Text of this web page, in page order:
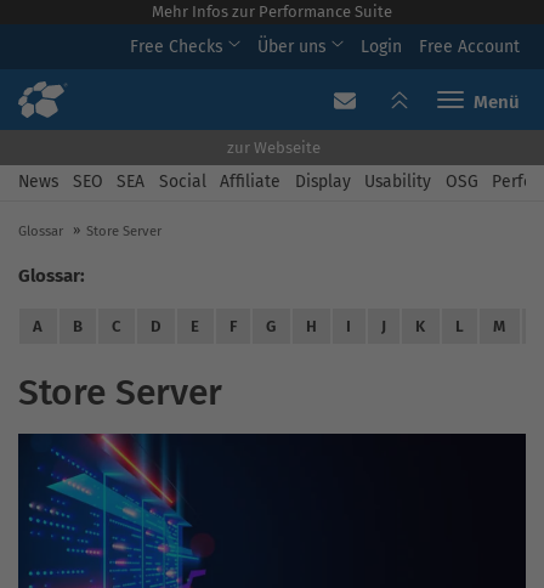
Mehr Infos zur Performance Suite
Free Checks Über uns Login Free Account
Toggle
zur Webseite
News SEO SEA Social Affiliate Display Usability OSG
Glossar Store Server
Glossar:
A B C D E F G H I J K L M
Store Server